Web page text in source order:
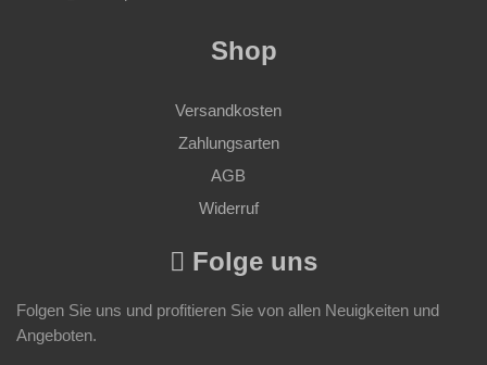
Shop
Versandkosten
Zahlungsarten
AGB
Widerruf
Folge uns
Folgen Sie uns und profitieren Sie von allen Neuigkeiten und
Angeboten.